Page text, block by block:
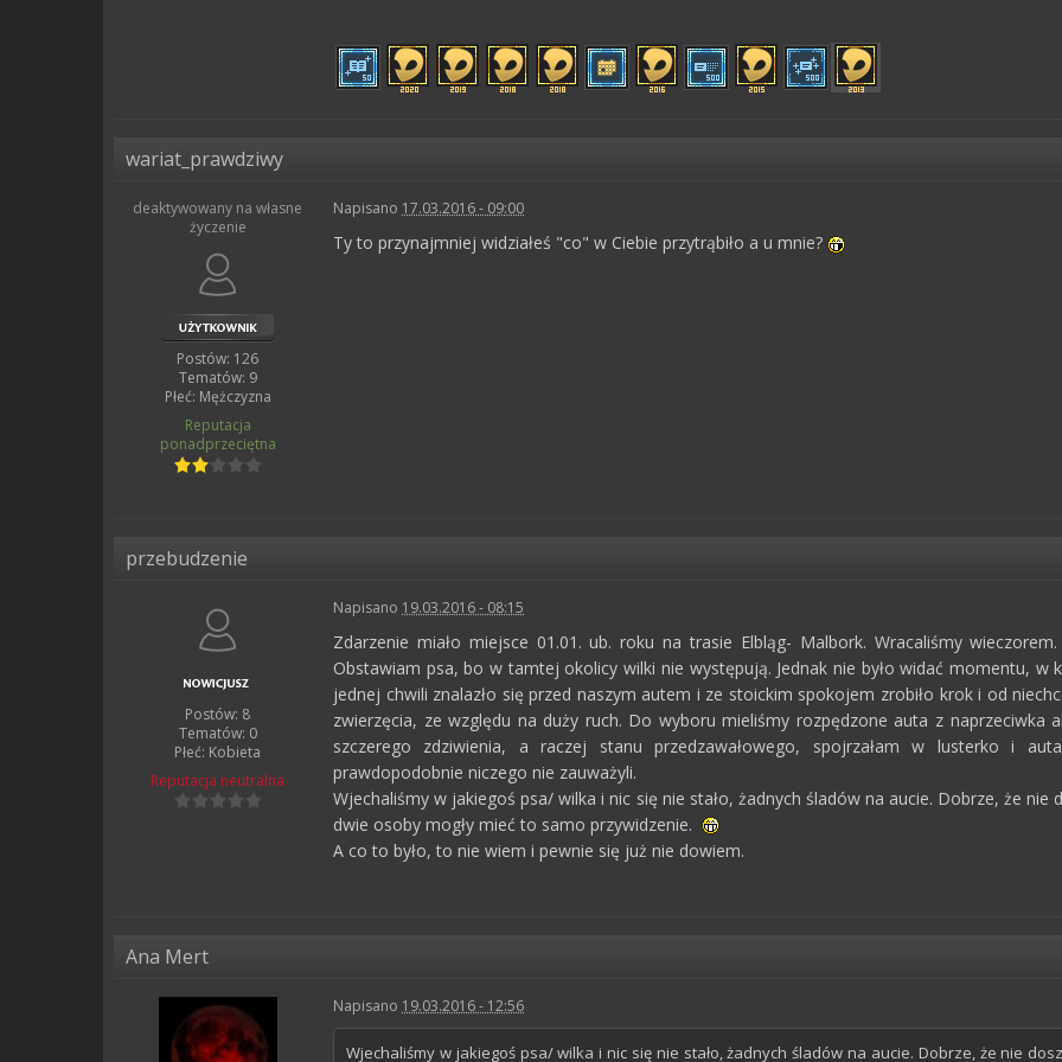
wariat_prawdziwy
deaktywowany na własne
życzenie
Postów: 126
Tematów: 9
Płeć: Mężczyzna
Reputacja
ponadprzeciętna
Napisano 17.03.2016 - 09:00
Ty to przynajmniej widziałeś "co" w Ciebie przytrąbiło a u mnie?
przebudzenie
Postów: 8
Tematów: 0
Płeć: Kobieta
Reputacja neutralna
Napisano 19.03.2016 - 08:15
Zdarzenie miało miejsce 01.01. ub. roku na trasie Elbląg- Malbork. Wracaliśmy
Obstawiam psa, bo w tamtej okolicy wilki nie występują. Jednak nie było widać momentu,
jednej chwili znalazło się przed naszym autem i ze stoickim spokojem zrobiło krok i od
zwierzęcia, ze względu na duży ruch. Do wyboru mieliśmy rozpędzone auta z naprzeciwka
szczerego zdziwienia, a raczej stanu przedzawałowego, spojrzałam w lusterko i
prawdopodobnie niczego nie zauważyli.
Wjechaliśmy w jakiegoś psa/ wilka i nic się nie stało, żadnych śladów na aucie. Dobrze, że
dwie osoby mogły mieć to samo przywidzenie.
A co to było, to nie wiem i pewnie się już nie dowiem.
Ana Mert
Napisano 19.03.2016 - 12:56
Wjechaliśmy w jakiegoś psa/ wilka i nic się nie stało, żadnych śladów na aucie. Dobrze, że nie